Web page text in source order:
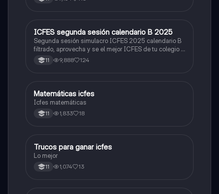
ICFES: Lectura Crítica
ICFES segunda sesión calendario B 2025
Segunda sesión simulacro ICFES 2025 calendario B
filtrado, aprovecha y se el mejor ICFES de tu colegio y
poder ingresar a universidad, y estudiar aquella
carrera con la que tanto sueñas.
11 9,888 124
ICFES: Matemáticas
Matemáticas icfes
Icfes matemáticas
11 1,833 18
Química
Trucos para ganar icfes
Lo mejor
11 1,074 13